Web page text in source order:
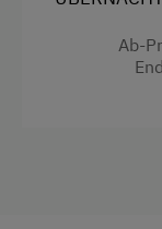
Freibad
Ab-